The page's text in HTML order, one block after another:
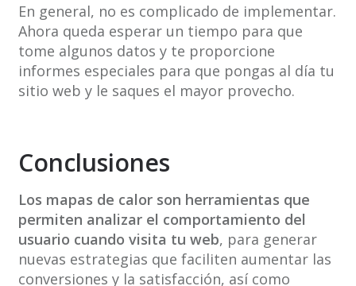
En general, no es complicado de implementar.
Ahora queda esperar un tiempo para que
tome algunos datos y te proporcione
informes especiales para que pongas al día tu
sitio web y le saques el mayor provecho.
Conclusiones
Los mapas de calor son herramientas que
permiten analizar el comportamiento del
usuario cuando visita tu web, para generar
nuevas estrategias que faciliten aumentar las
conversiones y la satisfacción, así como